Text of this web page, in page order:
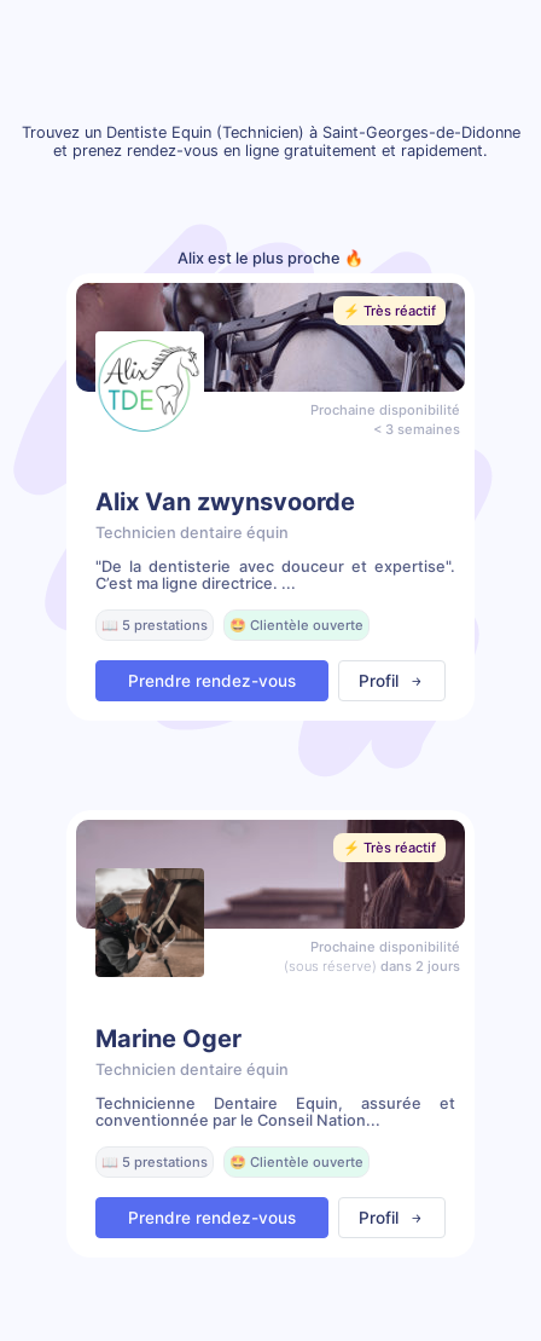
Trouvez un Dentiste Equin (Technicien) à Saint-Georges-de-Didonne
et prenez rendez-vous en ligne gratuitement et rapidement.
Alix est le plus proche 🔥
⚡️ Très réactif
Prochaine disponibilité
< 3 semaines
Alix Van zwynsvoorde
Technicien dentaire équin
"De la dentisterie avec douceur et expertise".
C’est ma ligne directrice. ...
📖 5 prestations 🤩 Clientèle ouverte
Prendre rendez-vous Profil
⚡️ Très réactif
Prochaine disponibilité
(sous réserve) dans 2 jours
Marine Oger
Technicien dentaire équin
Technicienne Dentaire Equin, assurée et
conventionnée par le Conseil Nation...
📖 5 prestations 🤩 Clientèle ouverte
Prendre rendez-vous Profil